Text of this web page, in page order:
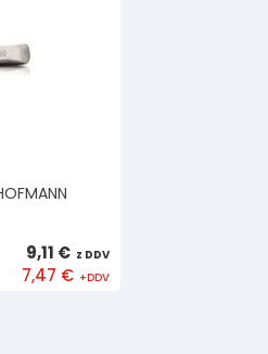
9,11 €
7,47 €